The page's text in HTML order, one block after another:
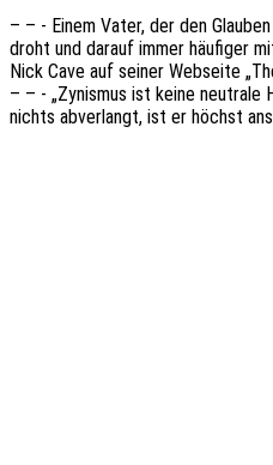
– – - Einem Vater, der den
droht und darauf immer häufi­ger
Nick Cave auf seiner Websei­te
– – - „Zynis­mus ist keine neutra­le
nichts abver­langt, ist er höchst